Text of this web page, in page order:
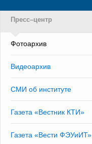
Пресс–центр
Фотоархив
Видеоархив
СМИ об институте
Газета «Вестник КТИ»
Газета «Вести ФЭУиИТ»